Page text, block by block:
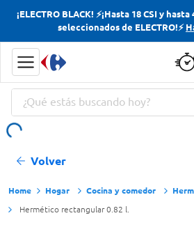
¡ELECTRO BLACK! ⚡¡Hasta 18 CSI y
seleccionados de ELECTRO!⚡
¿Qué estás buscando hoy?
Volver
Hogar Cocina y comedor
Hermético rectangular 0.82 l.
Términos más buscados
Yerba
Cerveza
Doves
Términos más
Yerba
Cerveza
Doves
Papas Fritas